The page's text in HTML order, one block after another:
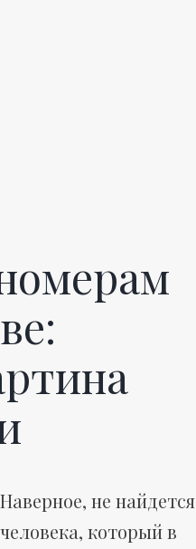
Наверное, не найдется
человека, который в